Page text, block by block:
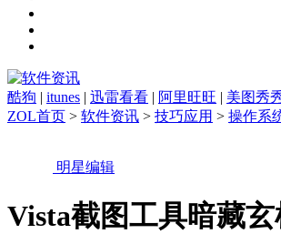
酷狗 | itunes | 迅雷看看 | 阿里旺旺 | 美图秀
ZOL首页 > 软件资讯 > 技巧应用 > 操作系
明星编辑
Vista截图工具暗藏